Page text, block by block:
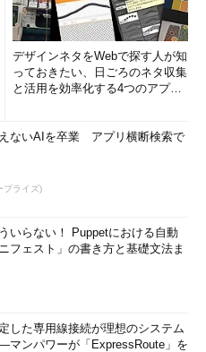
デザインネタをWebで探す人が知
っておきたい、日ごろのネタ収集
と活用を効率化する4つのアプリ
ないAIを卒業 アプリ横断検索で
プライズ)
いらない！ Puppetにおける自動
フェスト」の書き方と基礎文法ま
した専用線接続が理想のシステム
ンパワーが「ExpressRoute」を